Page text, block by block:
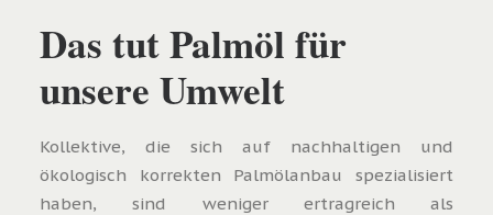
Das tut Palmöl für
unsere Umwelt
Kollektive, die sich auf nachhaltigen und
ökologisch korrekten Palmölanbau spezialisiert
haben, sind weniger ertragreich als